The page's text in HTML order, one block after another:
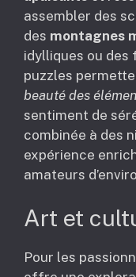
assembler des
des montagnes
idylliques ou
puzzles
beauté des
sentiment de
combinée à des
expérience
amateurs
Art et
Pour les